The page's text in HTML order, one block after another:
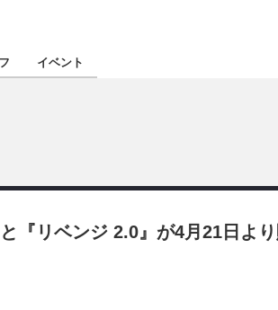
選プロショ
北陸
イベント
『リベンジ 2.0』が4月21日よ